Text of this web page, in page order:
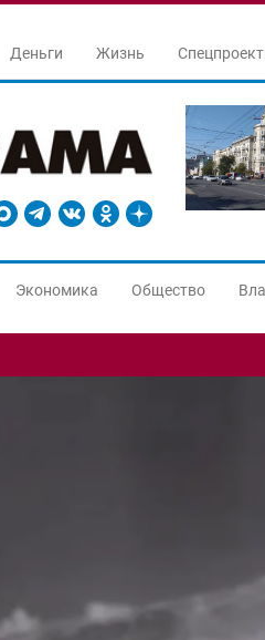
Деньги Жизнь
Экономика Общество